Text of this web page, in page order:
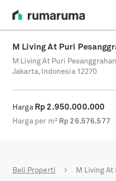
M Living At Puri
M Living At Puri
Jakarta, Indonesia 12270
Harga Rp 2.950.000.000
Harga per m² Rp 26.576.577
Beli Properti M Living At